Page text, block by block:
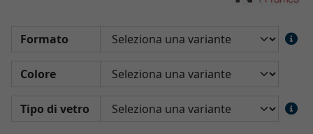
Formato
Colore
Tipo di vetro